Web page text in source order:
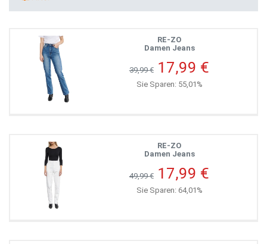
RE-ZO
Damen Jeans
39,99 € 17,99 €
Sie Sparen: 55,01%
RE-ZO
Damen Jeans
49,99 € 17,99 €
Sie Sparen: 64,01%